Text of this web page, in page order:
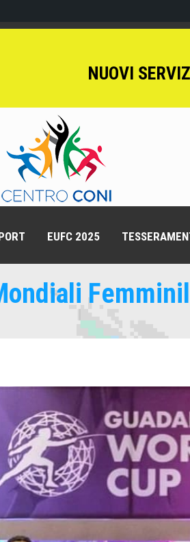
NUOVI
EUFC 2025